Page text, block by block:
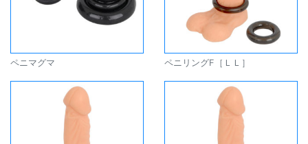
ペニマグマ ペニリングF［ＬＬ］